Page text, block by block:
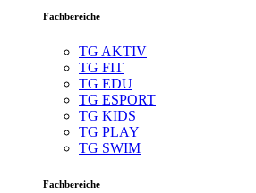
Fachbereiche
TG AKTIV
TG FIT
TG EDU
TG ESPORT
TG KIDS
TG PLAY
TG SWIM
Fachbereiche